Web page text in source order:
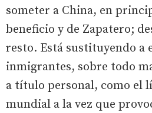
someter a China, en
beneficio y de Zapatero;
resto. Está sustituyendo a
inmigrantes, sobre todo
a título personal, como el
mundial a la vez que